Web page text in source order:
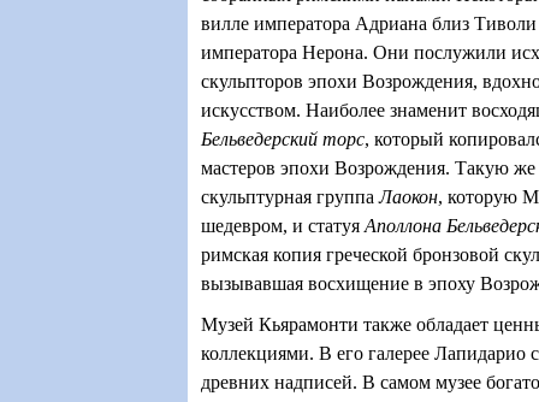
вилле императора Адриана близ
императора Нерона. Они послужили
скульпторов эпохи Возрождения,
искусством. Наиболее знаменит
Бельведерский торс, который
мастеров эпохи Возрождения. Такую же
скульптурная группаЛаокон, которую
шедевром, и статуя Аполлона
римская копия греческой бронзовой
вызывавшая восхищение в эпоху
Музей Кьярамонти также обладает
коллекциями. В его галерее Лапидарио
древних надписей. В самом музее